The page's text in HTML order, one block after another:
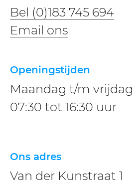
Ons adres
Van der Kunstraat 1
Bel (0)183 745 694
​​Email ons
Openingstijden
Maandag t/m vrijdag
07:30 tot 16:30 uur